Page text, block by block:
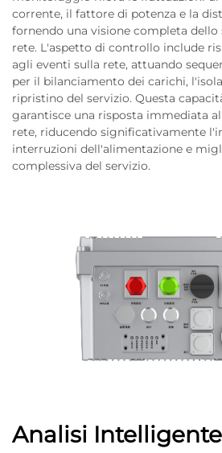
corrente, il fattore di potenza e la
fornendo una visione completa dello
rete. L'aspetto di controllo include
agli eventi sulla rete, attuando
per il bilanciamento dei carichi,
ripristino del servizio. Questa
garantisce una risposta immediata
rete, riducendo significativamente
interruzioni dell'alimentazione e
complessiva del servizio.
Analisi